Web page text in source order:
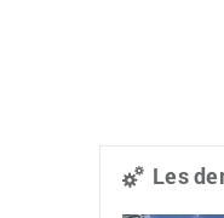
Les